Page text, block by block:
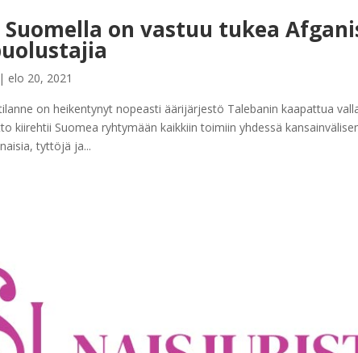
on vastuu tukea
| elo 20, 2021
on heikentynyt nopeasti äärijärjestö Talebanin kaapattua
kiirehtii Suomea ryhtymään kaikkiin toimiin yhdessä
tyttöjä ja...